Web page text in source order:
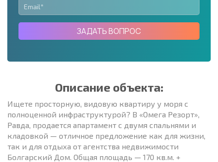
ЗАДАТЬ ВОПРОС
Описание объекта:
Ищете просторную, видовую квартиру у моря с
полноценной инфраструктурой? В «Омега Резорт»,
Равда, продается апартамент с двумя спальнями и
кладовкой — отличное предложение как для жизни,
так и для отдыха от агентства недвижимости
Болгарский Дом. Общая площадь — 170 кв.м. +